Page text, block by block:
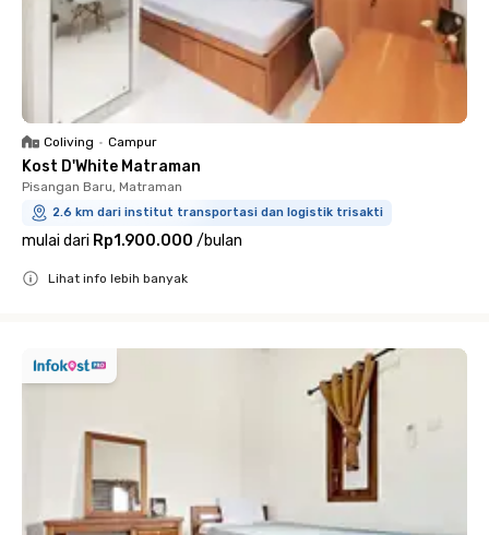
Coliving • Campur
Kost D'White Matraman
Pisangan Baru, Matraman
2.6 km dari institut transportasi dan logistik trisakti
mulai dari Rp1.900.000 /bulan
Lihat info lebih banyak